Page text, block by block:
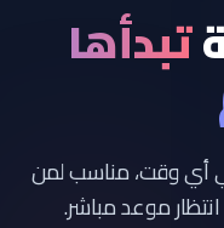
تبدأها
أي وقت، مناسب لمن
موعد مباشر.